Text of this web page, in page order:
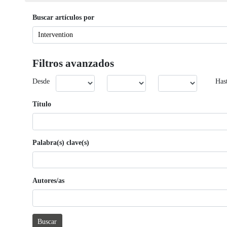
Buscar artículos por
Filtros avanzados
Desde
Título
Palabra(s) clave(s)
Autores/as
Buscar